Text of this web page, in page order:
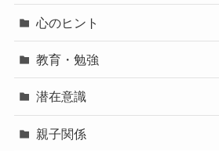
心のヒント
教育・勉強
潜在意識
親子関係